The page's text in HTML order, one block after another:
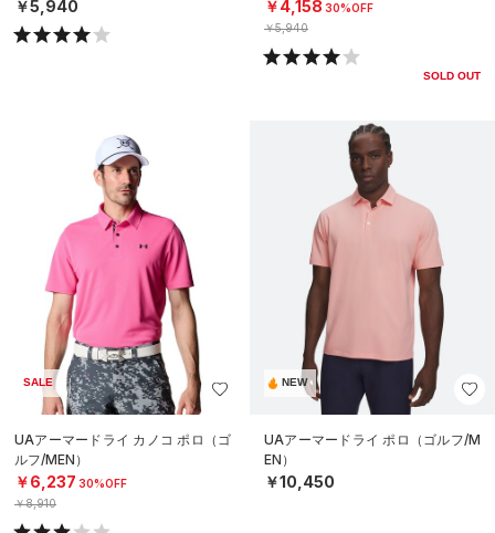
￥5,940 ￥4,158 30%OFF
￥5,940
SOLD OUT
SALE
UAアーマードライ カノコ ポロ（ゴ
ルフ/MEN）
￥6,237 30%OFF
￥8,910
NEW
UAアーマードライ ポロ（ゴルフ/M
EN）
￥10,450